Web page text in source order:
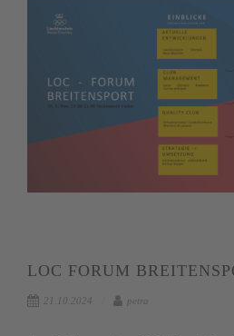
LOC FORUM
21.10.2024 petra